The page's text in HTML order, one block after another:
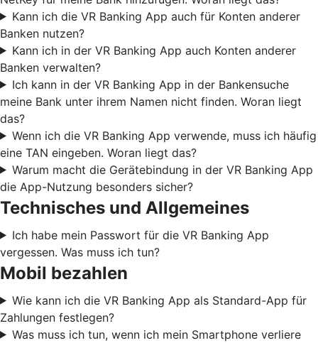
Kann ich die VR Banking App auch für Konten anderer
Banken nutzen?
Kann ich in der VR Banking App auch Konten anderer
Banken verwalten?
Ich kann in der VR Banking App in der Bankensuche
meine Bank unter ihrem Namen nicht finden. Woran liegt
das?
Wenn ich die VR Banking App verwende, muss ich häufig
eine TAN eingeben. Woran liegt das?
Warum macht die Gerätebindung in der VR Banking App
die App-Nutzung besonders sicher?
Technisches und Allgemeines
Ich habe mein Passwort für die VR Banking App
vergessen. Was muss ich tun?
Mobil bezahlen
Wie kann ich die VR Banking App als Standard-App für
Zahlungen festlegen?
Was muss ich tun, wenn ich mein Smartphone verliere